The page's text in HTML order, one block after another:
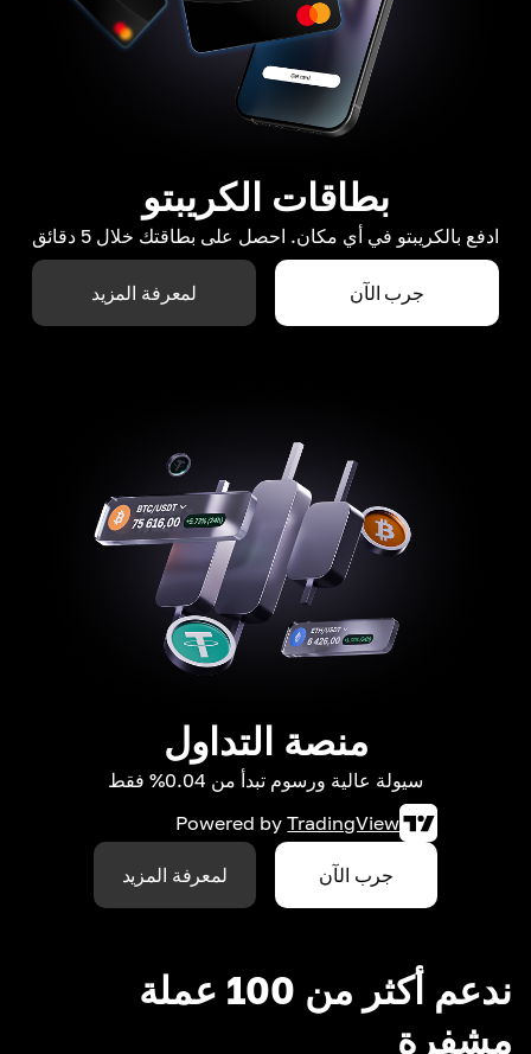
بطاقات الكريبتو
ادفع بالكريبتو في أي مكان. احصل على بطاقتك خلال 5 دقائق
جرب الآن لمعرفة المزيد
منصة التداول
سيولة عالية ورسوم تبدأ من 0.04% فقط
Powered by TradingView
جرب الآن لمعرفة المزيد
ندعم أكثر من 100 عملة
مشفرة